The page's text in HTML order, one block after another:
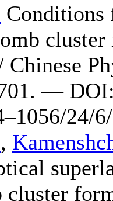
Conditions
Chinese
—
6/24/
,
cluster